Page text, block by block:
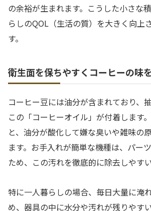
の余裕が生まれます。こうした小さな
らしのQOL（生活の質）を大きく向上
す。
衛生面を保ちやすくコーヒーの味
コーヒー豆には油分が含まれており、
この「コーヒーオイル」が付着します
と、油分が酸化して嫌な臭いや雑味の
ます。お手入れが簡単な機種は、パー
ため、この汚れを徹底的に除去しやす
特に一人暮らしの場合、毎日大量に淹
め、器具の中に水分や汚れが残りやす